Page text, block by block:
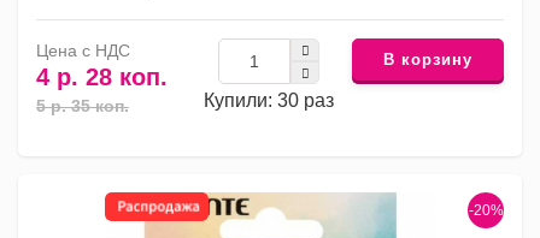
Цена с НДС
4 р. 28 коп.
5 р. 35 коп. Купили: 30 раз
В корзину
-20%